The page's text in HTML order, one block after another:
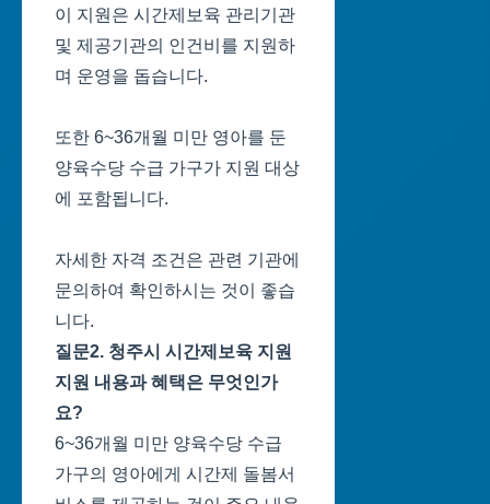
이 지원은 시간제보육 관리기관
및 제공기관의 인건비를 지원하
며 운영을 돕습니다.
또한 6~36개월 미만 영아를 둔
양육수당 수급 가구가 지원 대상
에 포함됩니다.
자세한 자격 조건은 관련 기관에
문의하여 확인하시는 것이 좋습
니다.
질문2. 청주시 시간제보육 지원
지원 내용과 혜택은 무엇인가
요?
6~36개월 미만 양육수당 수급
가구의 영아에게 시간제 돌봄서